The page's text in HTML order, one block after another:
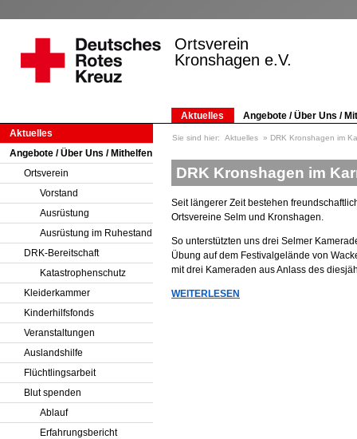
Ortsverein
Kronshagen e.V.
Aktuelles
Angebote / Über Uns /
Aktuelles
Angebote / Über Uns / Mithelfen
Ortsverein
Vorstand
Ausrüstung
Ausrüstung im Ruhestand
DRK-Bereitschaft
Katastrophenschutz
Kleiderkammer
Kinderhilfsfonds
Veranstaltungen
Auslandshilfe
Flüchtlingsarbeit
Blut spenden
Ablauf
Erfahrungsbericht
Sie sind hier: Aktuelles DRK Kronshagen im
DRK Kronshagen im
Seit längerer Zeit bestehen
Ortsvereine Selm und Kronshagen.
So unterstützten uns drei Selmer
Übung auf dem Festivalgelände von
mit drei Kameraden aus Anlass des
WEITERLESEN